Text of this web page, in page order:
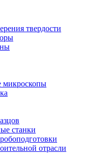
твердости
микроскопы
станки
отрасли